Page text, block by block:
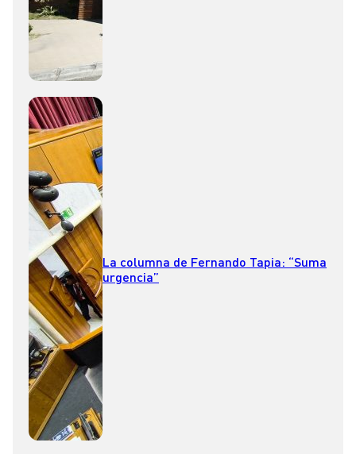
La columna de Fernando Tapia: “Suma
urgencia”